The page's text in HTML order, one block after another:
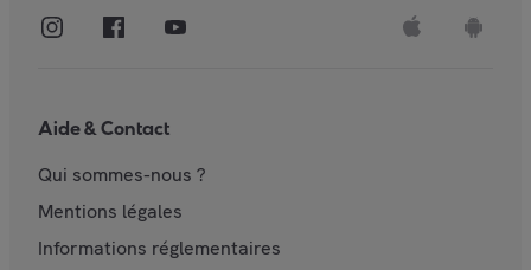
Aide & Contact
Qui sommes-nous ?
Mentions légales
Informations réglementaires